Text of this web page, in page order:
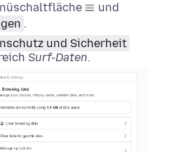
und
.
und Sicherheit
Surf-Daten.